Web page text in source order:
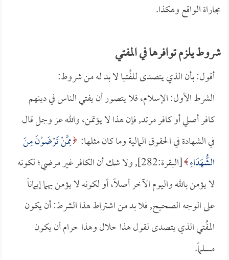
مجاراة الواقع وهكذا.
شروط يلزم توافرها في المفتي
أقول: بأن الذي يتصدى للفُتيا لا بد له من شروط:
الشرط الأول: الإسلام، فلا يتصور أن يفتي الناس في دينهم
كافر أصلي أو كافر مرتد, فإن هذا لا يؤتمن، والله عز وجل قال
في الشهادة في الحقوق المالية وما كان مثلها: مِمَّنْ تَرْضَوْنَ مِنَ
الشُّهَدَاءِ
[البقرة:282], ولا شك أن الكافر غير مرضي؛ لكونه
لا يؤمن بالله واليوم الآخر أصلاً، أو لكونه لا يؤمن بهما إيماناً
على الوجه الصحيح, فلا بد من اشتراط هذا الشرط: أن يكون
المفُتي الذي يتصدى لقول هذا حلال وهذا حرام أن يكون
مسلماً.